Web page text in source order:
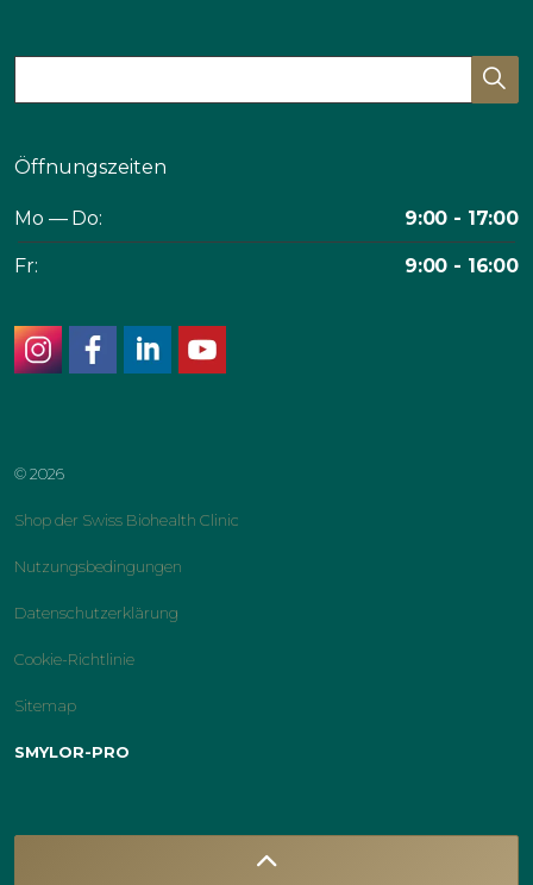
Öffnungszeiten
Mo — Do: 9:00 - 17:00
Fr: 9:00 - 16:00
© 2026
Shop der Swiss Biohealth Clinic
Nutzungsbedingungen
Datenschutzerklärung
Cookie-Richtlinie
Sitemap
SMYLOR-PRO